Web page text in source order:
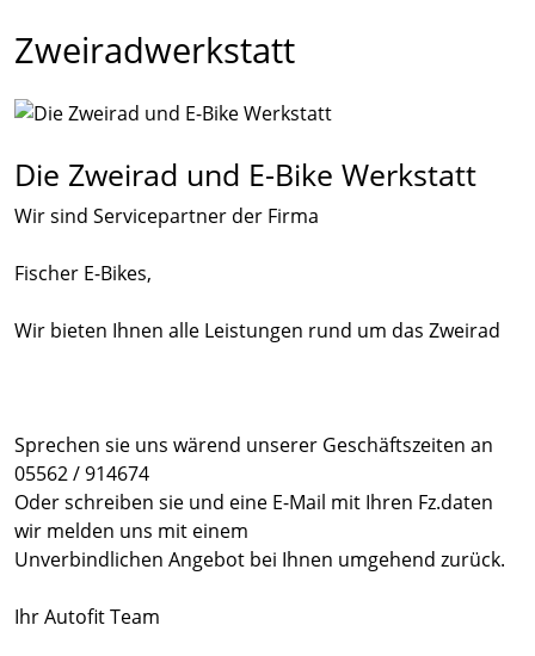
Zweiradwerkstatt
Die Zweirad und E-Bike Werkstatt
Wir sind Servicepartner der Firma
Fischer E-Bikes,
Wir bieten Ihnen alle Leistungen rund um das Zweirad
Sprechen sie uns wärend unserer Geschäftszeiten an
05562 / 914674
Oder schreiben sie und eine E-Mail mit Ihren Fz.daten
wir melden uns mit einem
Unverbindlichen Angebot bei Ihnen umgehend zurück.
Ihr Autofit Team